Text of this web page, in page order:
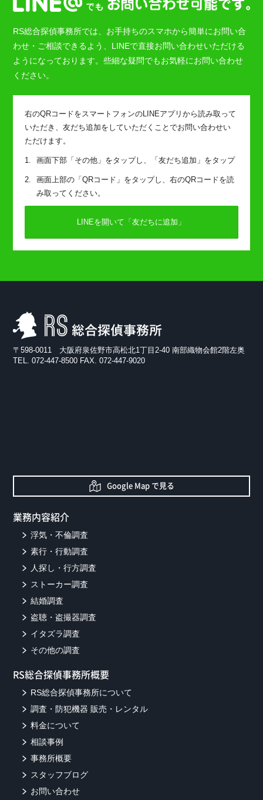
RS総合探偵事務所では、お手持ちのスマホから簡単にお問い合
わせ・ご相談できるよう、LINEで直接お問い合わせいただける
ようになっております。些細な疑問でもお気軽にお問い合わせ
ください。
右のQRコードをスマートフォンのLINEアプリから読み取って
いただき、友だち追加をしていただくことでお問い合わせい
ただけます。
画面下部「その他」をタップし、「友だち追加」をタップ
画面上部の「QRコード」をタップし、右のQRコードを読
み取ってください。
LINEを開いて「友だちに追加」
〒598-0011 大阪府泉佐野市高松北1丁目2-40 南部織物会館2階左奥
TEL. 072-447-8500 FAX. 072-447-9020
Google Map で見る
業務内容紹介
浮気・不倫調査
素行・行動調査
人探し・行方調査
ストーカー調査
結婚調査
盗聴・盗撮器調査
イタズラ調査
その他の調査
RS総合探偵事務所概要
RS総合探偵事務所について
調査・防犯機器 販売・レンタル
料金について
相談事例
事務所概要
スタッフブログ
お問い合わせ